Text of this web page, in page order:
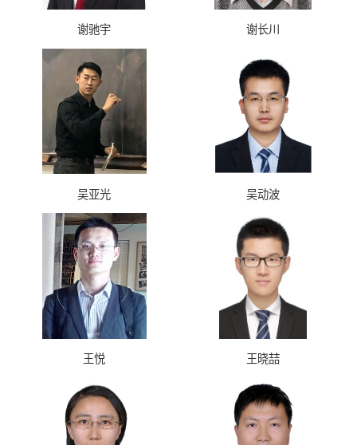
谢驰宇 谢长川
吴亚光 吴动波
王悦 王晓喆